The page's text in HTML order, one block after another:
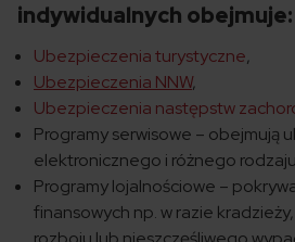
indywidualnych obejmuje:
Ubezpieczenia turystyczne,
Ubezpieczenia NNW,
Ubezpieczenia następstw
Programy serwisowe – obejmują
elektronicznego i różnego
Programy lojalnościowe –
finansowych np. w razie